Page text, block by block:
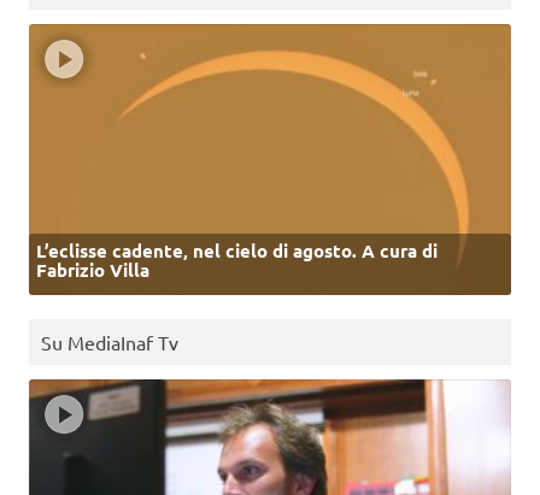
L’eclisse cadente, nel cielo di agosto. A cura di
Fabrizio Villa
Su MediaInaf Tv